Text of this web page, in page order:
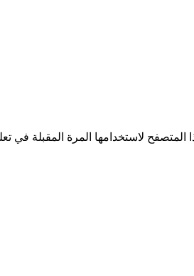
المتصفح لاستخدامها المرة المقبلة في